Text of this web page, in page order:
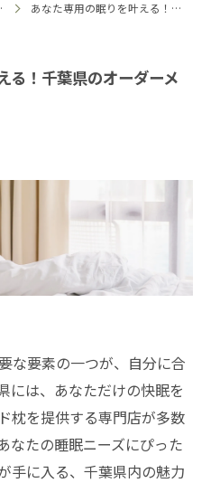
あなた専用の眠りを叶える！千葉県のオーダーメイド枕専門店を探る
る！千葉県のオーダーメ
な要素の一つが、自分に合
には、あなただけの快眠を
枕を提供する専門店が多数
なたの睡眠ニーズにぴった
手に入る、千葉県内の魅力